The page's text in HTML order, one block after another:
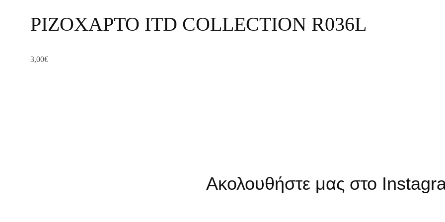
ΡΙΖΟΧΑΡΤΟ ITD COLLECTION R036L
3,00€
Ακολουθήστε μας στο